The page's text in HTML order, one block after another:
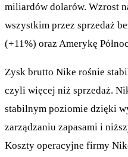
miliardów dolarów. Wzrost
wszystkim przez sprzedaż
(+11%) oraz Amerykę
Zysk brutto Nike rośnie
czyli więcej niż sprzedaż.
stabilnym poziomie dzięki
zarządzaniu zapasami i
Koszty operacyjne firmy